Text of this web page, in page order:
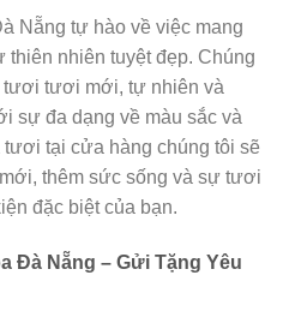
Nẵng tự hào về việc mang
nhiên tuyệt đẹp. Chúng
tươi mới, tự nhiên và
sự đa dạng về màu sắc và
tại cửa hàng chúng tôi sẽ
thêm sức sống và sự tươi
đặc biệt của bạn.
Đà Nẵng – Gửi Tặng Yêu